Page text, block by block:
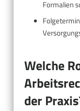
Formalien
Welche
der